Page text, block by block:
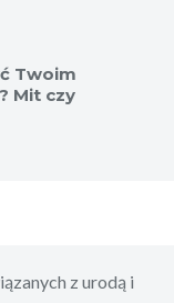
Twoim
Mit czy
z urodą i